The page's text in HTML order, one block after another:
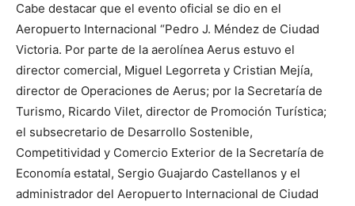
Cabe destacar que el evento oficial se dio en el
Aeropuerto Internacional “Pedro J. Méndez de Ciudad
Victoria. Por parte de la aerolínea Aerus estuvo el
director comercial, Miguel Legorreta y Cristian Mejía,
director de Operaciones de Aerus; por la Secretaría de
Turismo, Ricardo Vilet, director de Promoción Turística;
el subsecretario de Desarrollo Sostenible,
Competitividad y Comercio Exterior de la Secretaría de
Economía estatal, Sergio Guajardo Castellanos y el
administrador del Aeropuerto Internacional de Ciudad